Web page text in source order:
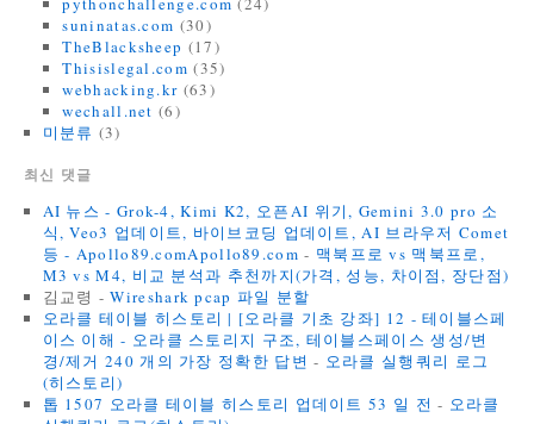
suninatas.com (30)
TheBlacksheep (17)
Thisislegal.com (35)
webhacking.kr (63)
wechall.net (6)
미분류 (3)
최신 댓글
AI 뉴스 - Grok-4, Kimi K2, 오픈AI 위기, Gemini 3.0 pro 소
식, Veo3 업데이트, 바이브코딩 업데이트, AI 브라우저 Comet
등 - Apollo89.comApollo89.com - 맥북프로 vs 맥북프로,
M3 vs M4, 비교 분석과 추천까지(가격, 성능, 차이점, 장단점)
김교령 -Wireshark pcap 파일 분할
오라클 테이블 히스토리 | [오라클 기초 강좌] 12 - 테이블스페
이스 이해 - 오라클 스토리지 구조, 테이블스페이스 생성/변
경/제거 240 개의 가장 정확한 답변 - 오라클 실행쿼리 로그
(히스토리)
톱 1507 오라클 테이블 히스토리 업데이트 53 일 전 - 오라클